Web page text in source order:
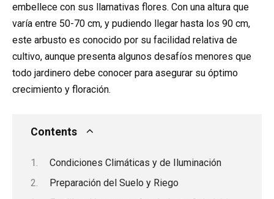
embellece con sus llamativas flores. Con una altura que
varía entre 50-70 cm, y pudiendo llegar hasta los 90 cm,
este arbusto es conocido por su facilidad relativa de
cultivo, aunque presenta algunos desafíos menores que
todo jardinero debe conocer para asegurar su óptimo
crecimiento y floración.
Contents
Condiciones Climáticas y de Iluminación
Preparación del Suelo y Riego